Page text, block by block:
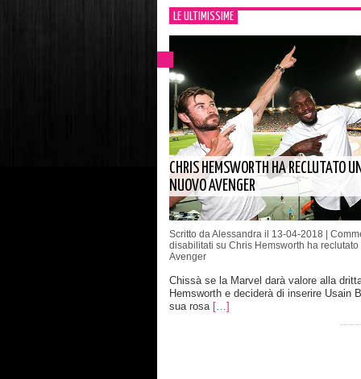
LE ULTIMISSIME
CHRIS HEMSWORTH HA RECLUTATO
NUOVO AVENGER
Scritto da Alessandra il 13-04-2018 |
disabilitati su Chris Hemsworth ha
Avenger
Chissà se la Marvel darà valore alla
Hemsworth e deciderà di inserire Usain
sua rosa […]